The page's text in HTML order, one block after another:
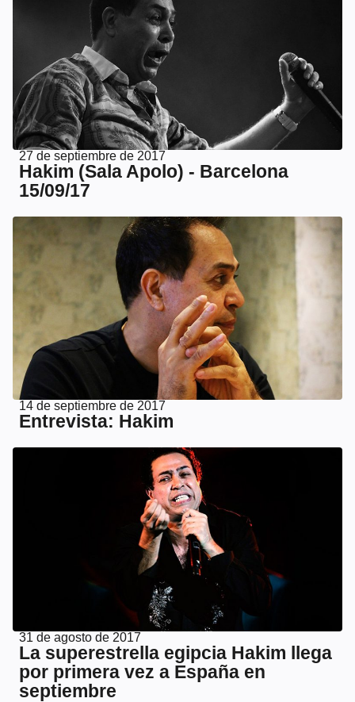
27 de septiembre de 2017
Hakim (Sala Apolo) - Barcelona
15/09/17
14 de septiembre de 2017
Entrevista: Hakim
31 de agosto de 2017
La superestrella egipcia Hakim llega
por primera vez a España en
septiembre